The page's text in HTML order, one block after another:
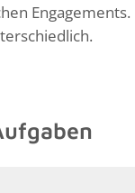
Engagements.